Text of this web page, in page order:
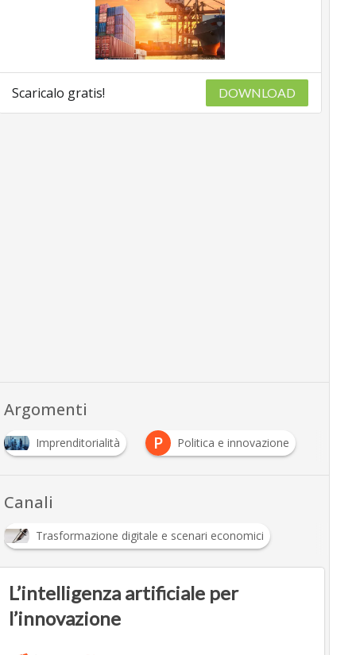
Scaricalo gratis! DOWNLOAD
Argomenti
Imprenditorialità P Politica e innovazione
Canali
Trasformazione digitale e scenari economici
L’intelligenza artificiale per
l’innovazione